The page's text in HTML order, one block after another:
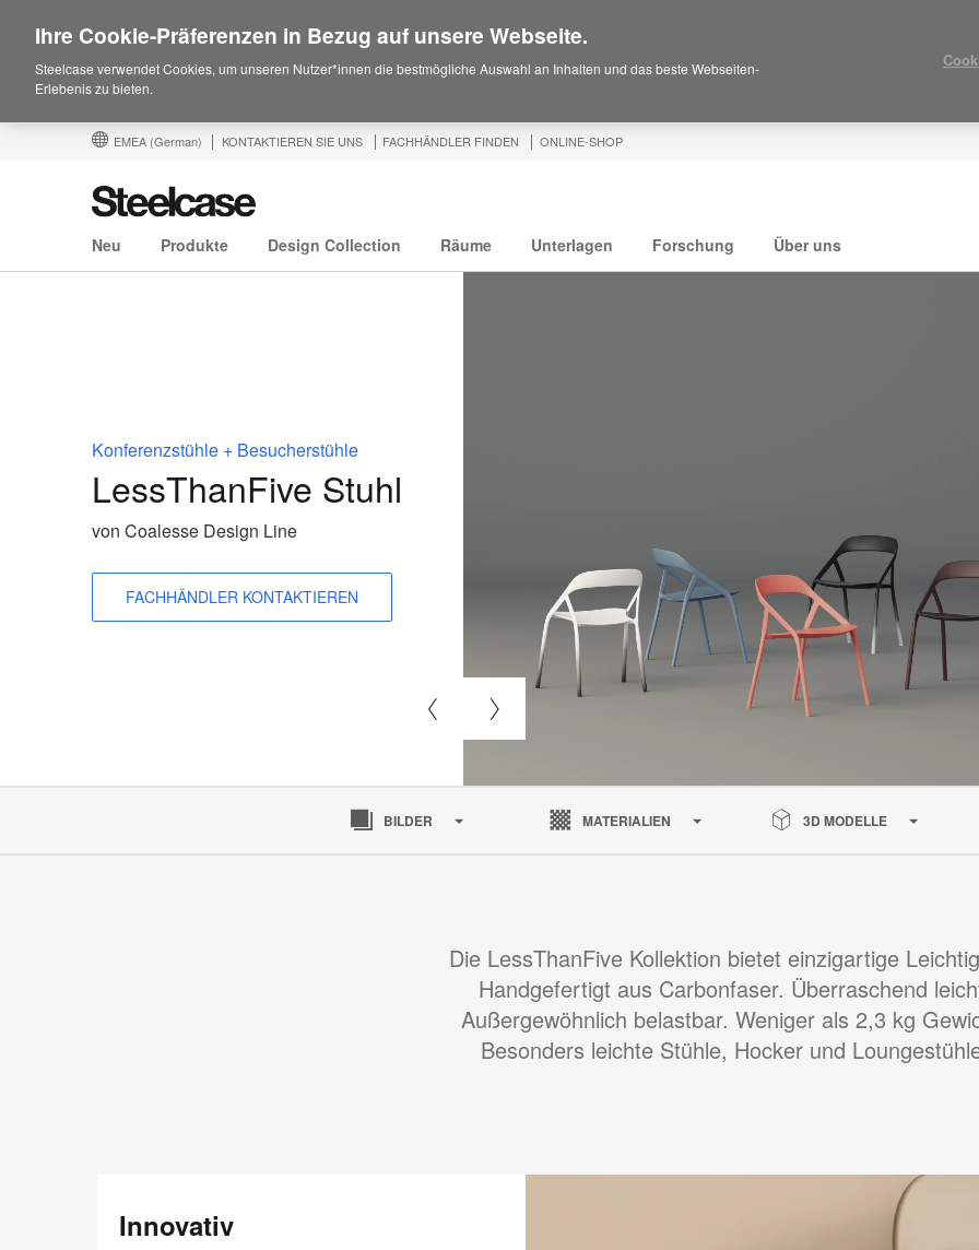
EMEA (German) KONTAKTIEREN SIE UNS FACHHÄNDLER FINDEN ONLINE-SHOP
Neu Produkte Design Collection Räume Unterlagen Forschung Über uns
Konferenzstühle + Besucherstühle
LessThanFive Stuhl
von Coalesse Design Line
FACHHÄNDLER KONTAKTIEREN
BILDER MATERIALIEN 3D MODELLE
Die LessThanFive Kollektion bietet einzigartige
Handgefertigt aus Carbonfaser. Überraschend
Außergewöhnlich belastbar. Weniger als 2,3 kg
Besonders leichte Stühle, Hocker und
Innovativ
Ihre Cookie-Präferenzen in Bezug auf unsere Webseite.
Steelcase verwendet Cookies, um unseren Nutzer*innen die bestmögliche Auswahl an Inhalten und das beste Webseiten-
Erlebenis zu bieten.